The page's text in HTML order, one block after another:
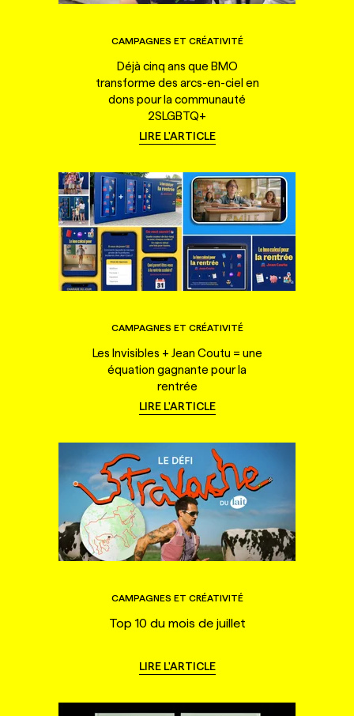
CAMPAGNES ET CRÉATIVITÉ
Déjà cinq ans que BMO
transforme des arcs-en-ciel en
dons pour la communauté
2SLGBTQ+
LIRE L'ARTICLE
CAMPAGNES ET CRÉATIVITÉ
Les Invisibles + Jean Coutu = une
équation gagnante pour la
rentrée
LIRE L'ARTICLE
CAMPAGNES ET CRÉATIVITÉ
Top 10 du mois de juillet
LIRE L'ARTICLE